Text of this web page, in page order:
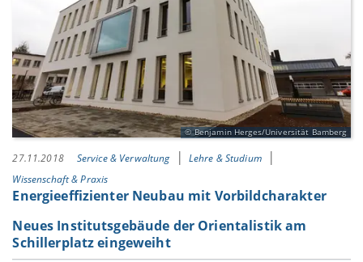
Benjamin Herges/Universität Bamberg
27.11.2018 Service & Verwaltung
Lehre & Studium
Wissenschaft & Praxis
Energieeffizienter Neubau mit Vorbildcharakter
Neues Institutsgebäude der Orientalistik am
Schillerplatz eingeweiht